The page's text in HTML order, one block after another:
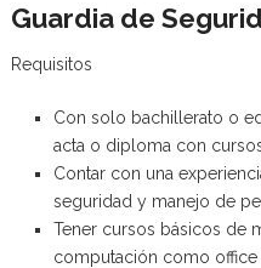
Guardia de
Requisitos
Con solo bachillerato o
acta o diploma con
Contar con una
seguridad y manejo de
Tener cursos básicos de
computación como office